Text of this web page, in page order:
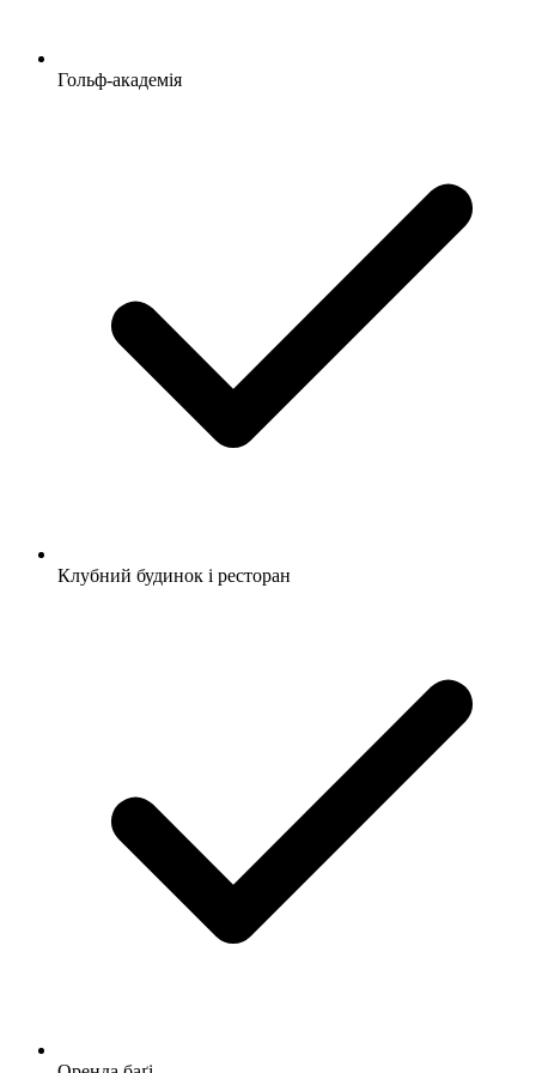
Гольф-академія
Клубний будинок і ресторан